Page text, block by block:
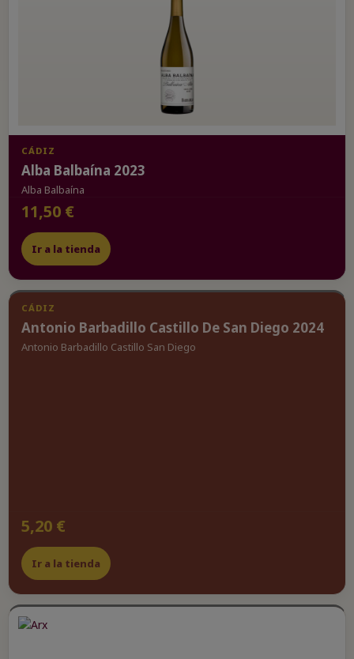
CÁDIZ
Alba Balbaína 2023
Alba Balbaína
11,50 €
Ir a la tienda
CÁDIZ
Antonio Barbadillo Castillo De San Diego 2024
Antonio Barbadillo Castillo San Diego
5,20 €
Ir a la tienda